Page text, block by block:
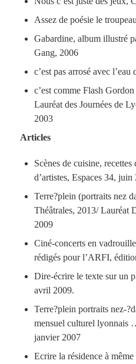
Assez de poésie le
Gabardine, album illustré
Gang, 2006
c’est pas arrosé avec
c’est comme Flash
Lauréat des Journées de
2003
Articles
Scènes de cuisine, recettes
d’artistes, Espaces 34, juin
Terre­?plein (portraits nez
Théâtrales, 2013/ Lauréat
2009
Ciné-­concerts en
rédigés pour l’ARFI,
Dire-­écrire le texte sur un
avril 2009.
Terre­?plein portraits nez-
mensuel culturel lyonnais
janvier 2007
Ecrire la résidence à